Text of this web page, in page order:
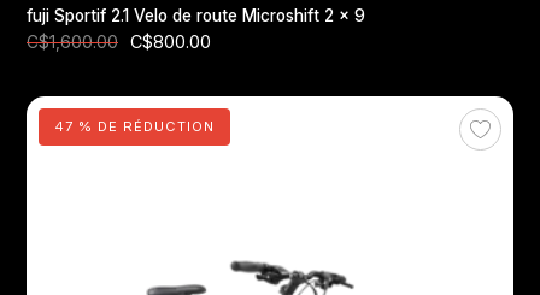
fuji Sportif 2.1 Velo de route Microshift 2 x 9
C$1,600.00
C$800.00
47 % DE RÉDUCTION